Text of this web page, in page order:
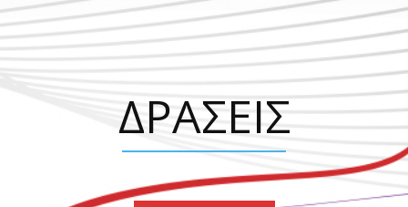
ΔΡΑΣΕΙΣ